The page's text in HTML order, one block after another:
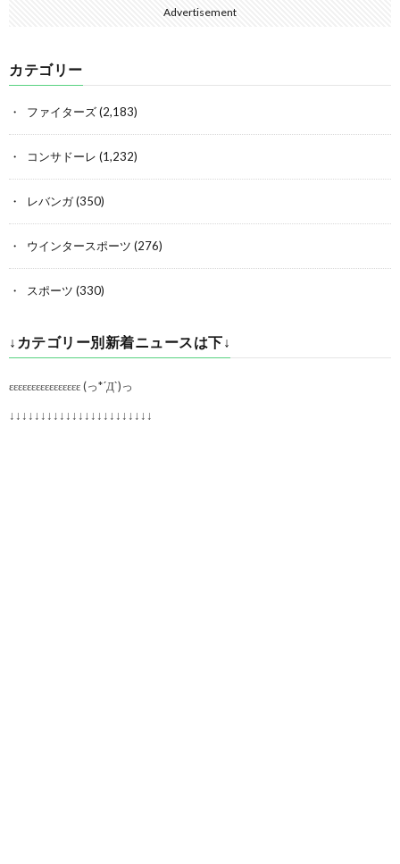
Advertisement
カテゴリー
ファイターズ(2,183)
コンサドーレ (1,232)
レバンガ(350)
ウインタースポーツ (276)
スポーツ (330)
↓カテゴリー別新着ニュースは下↓
εεεεεεεεεεεεεεεε (っ*´Д`)っ
↓↓↓↓↓↓↓↓↓↓↓↓↓↓↓↓↓↓↓↓↓↓↓